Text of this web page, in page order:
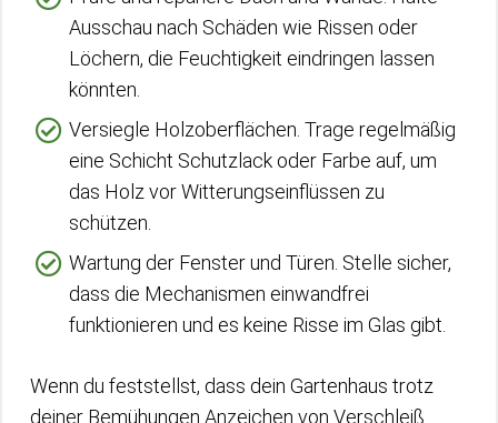
Ausschau nach Schäden wie Rissen oder
Löchern, die Feuchtigkeit eindringen lassen
könnten.
Versiegle Holzoberflächen. Trage regelmäßig
eine Schicht Schutzlack oder Farbe auf, um
das Holz vor Witterungseinflüssen zu
schützen.
Wartung der Fenster und Türen. Stelle sicher,
dass die Mechanismen einwandfrei
funktionieren und es keine Risse im Glas gibt.
Wenn du feststellst, dass dein Gartenhaus trotz
deiner Bemühungen Anzeichen von Verschleiß